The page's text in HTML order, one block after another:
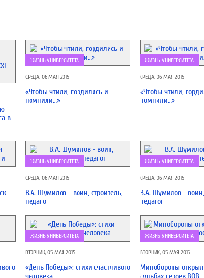
в
ЖИЗНЬ УНИВЕРСИТЕТА
СРЕДА, 06 МАЯ 2015
«Чтобы чтили, гордились и
помнили…»
ЖИЗНЬ УНИВЕРСИТЕТА
СРЕДА, 06 МАЯ 2015
«Чтобы чтили,
помнили…»
–
ЖИЗНЬ УНИВЕРСИТЕТА
СРЕДА, 06 МАЯ 2015
В.А. Шумилов - воин, строитель,
педагог
ЖИЗНЬ УНИВЕРСИТЕТА
СРЕДА, 06 МАЯ 2015
В.А. Шумилов - воин,
педагог
ЖИЗНЬ УНИВЕРСИТЕТА
ВТОРНИК, 05 МАЯ 2015
«День Победы»: стихи счастливого
человека
ЖИЗНЬ УНИВЕРСИТЕТА
ВТОРНИК, 05 МАЯ 2015
Минобороны
судьбах героев ВОВ